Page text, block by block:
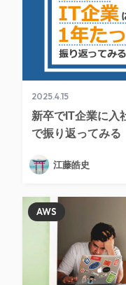
2025.4.15
新卒でIT企業に入
で振り返ってみる
江藤皓史
AWS